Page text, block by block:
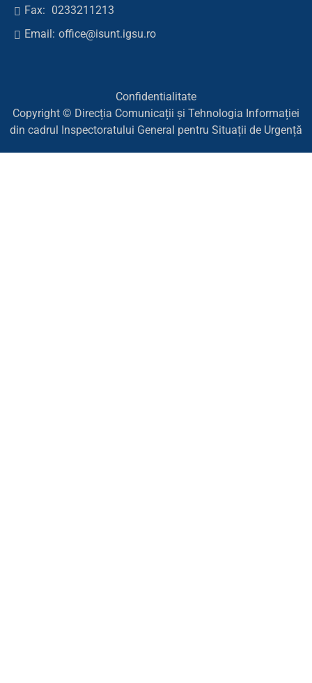
Fax: 0233211213
Email: office@isunt.igsu.ro
Confidentialitate
Copyright © Direcția Comunicații și Tehnologia Informației
din cadrul Inspectoratului General pentru Situații de Urgență